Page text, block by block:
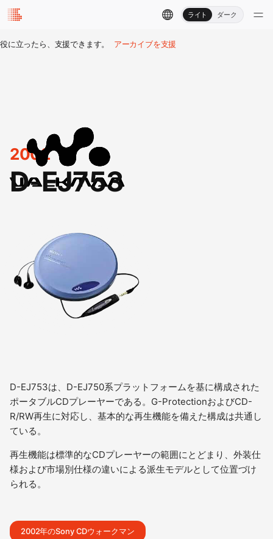
ライト ダーク
役に立ったら、支援できます。 アーカイブを支援
2002
D-EJ753
D-EJ753は、D-EJ750系プラットフォームを基に構成された
ポータブルCDプレーヤーである。G-ProtectionおよびCD-
R/RW再生に対応し、基本的な再生機能を備えた構成は共通し
ている。
再生機能は標準的なCDプレーヤーの範囲にとどまり、外装仕
様および市場別仕様の違いによる派生モデルとして位置づけ
られる。
2002年のSony CDウォークマン